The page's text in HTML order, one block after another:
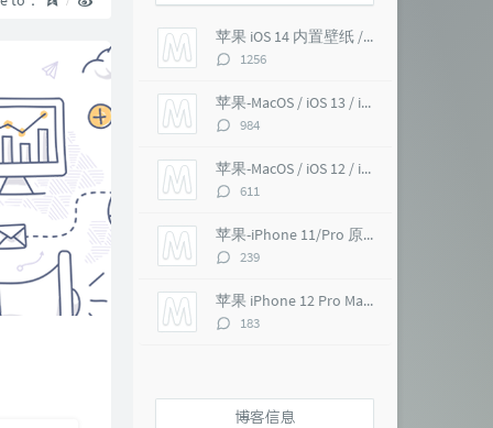
l
a
r
a
r
t
i
c
l
e
s
t
c
m
n
m苹果 iOS 14 内置壁纸 / macOS Big Sur 超高清 6K
评
数：
1256
苹果-MacOS / iOS 13 / iMac Pro 5K 超高清壁纸
评
数：
984
苹果-MacOS / iOS 12 / iMac Pro 5K 壁纸
评
数：
611
苹果-iPhone 11/Pro 原生 超高清壁纸
评
数：
239
苹果 iPhone 12 Pro Max 内置壁纸 超高清
评
183
博客信息